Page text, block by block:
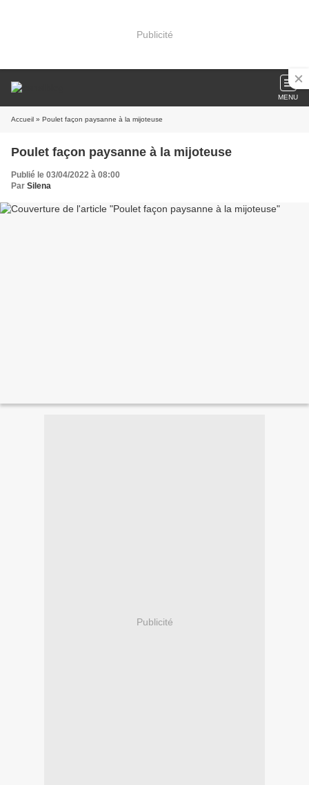
Publicité
MENU
Accueil » Poulet façon paysanne à la mijoteuse
Poulet façon paysanne à la mijoteuse
Publié le 03/04/2022 à 08:00
Par Silena
Publicité